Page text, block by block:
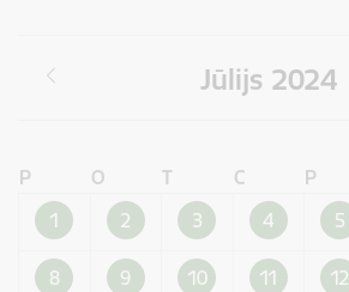
Jūlijs 2024
P O T C P
1
2 3 4 5
8 9 10 11 12